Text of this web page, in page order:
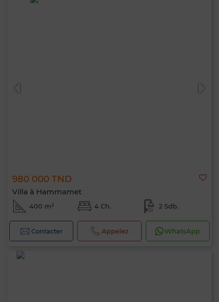
980 000 TND
Villa à Hammamet
400 m² 4 Ch. 2 Sdb.
Contacter Appelez WhatsApp